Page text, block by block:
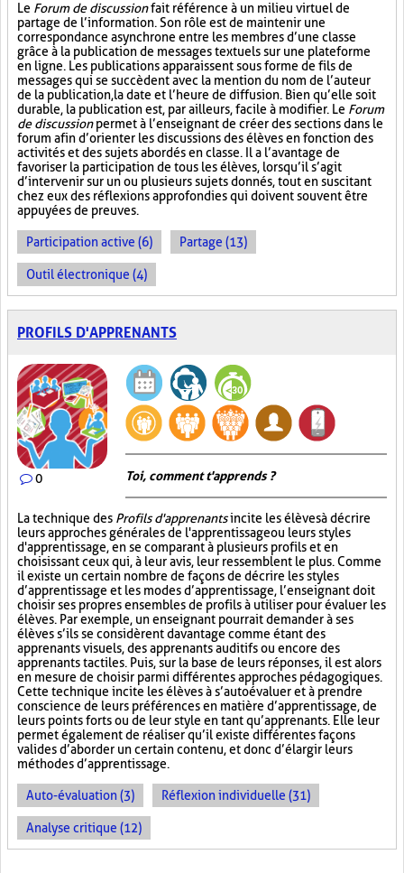
Le Forum de discussionfait référence à un milieu virtuel de
partage de l’information. Son rôle est de maintenir une
correspondance asynchrone entre les membres d’une classe
grâce à la publication de messages textuels sur une plateforme
en ligne. Les publications apparaissent sous forme de fils de
messages qui se succèdent avec la mention du nom de l’auteur
de la publication, la date et l’heure de diffusion. Bien qu’elle soit
durable, la publication est, par ailleurs, facile à modifier. Le Forum
de discussionpermet à l’enseignant de créer des sections dans le
forum afin d’orienter les discussions des élèves en fonction des
activités et des sujets abordés en classe. Il a l’avantage de
favoriser la participation de tous les élèves, lorsqu’il s’agit
d’intervenir sur un ou plusieurs sujets donnés, tout en suscitant
chez eux des réflexions approfondies qui doivent souvent être
appuyées de preuves.
Participation active (6) Partage (13)
Outil électronique (4)
PROFILS D'APPRENANTS
0 Toi, comment t'apprends ?
La technique des Profils d'apprenantsincite les élèves à décrire
leurs approches générales de l'apprentissage ou leurs styles
d'apprentissage, en se comparant à plusieurs profils et en
choisissant ceux qui, à leur avis, leur ressemblent le plus. Comme
il existe un certain nombre de façons de décrire les styles
d’apprentissage et les modes d’apprentissage, l’enseignant doit
choisir ses propres ensembles de profils à utiliser pour évaluer les
élèves. Par exemple, un enseignant pourrait demander à ses
élèves s’ils se considèrent davantage comme étant des
apprenants visuels, des apprenants auditifs ou encore des
apprenants tactiles. Puis, sur la base de leurs réponses, il est alors
en mesure de choisir parmi différentes approches pédagogiques.
Cette technique incite les élèves à s’autoévaluer et à prendre
conscience de leurs préférences en matière d’apprentissage, de
leurs points forts ou de leur style en tant qu’apprenants. Elle leur
permet également de réaliser qu’il existe différentes façons
valides d’aborder un certain contenu, et donc d’élargir leurs
méthodes d’apprentissage.
Auto-évaluation (3) Réflexion individuelle (31)
Analyse critique (12)